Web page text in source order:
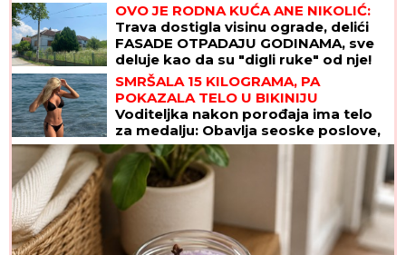
OVO JE RODNA KUĆA ANE NIKOLIĆ:
Trava dostigla visinu ograde, delići
FASADE OTPADAJU GODINAMA, sve
deluje kao da su "digli ruke" od nje!
(FOTO)
SMRŠALA 15 KILOGRAMA, PA
POKAZALA TELO U BIKINIJU
Voditeljka nakon porođaja ima telo
za medalju: Obavlja seoske poslove,
a kada se skine muškarcima padnu
vilice